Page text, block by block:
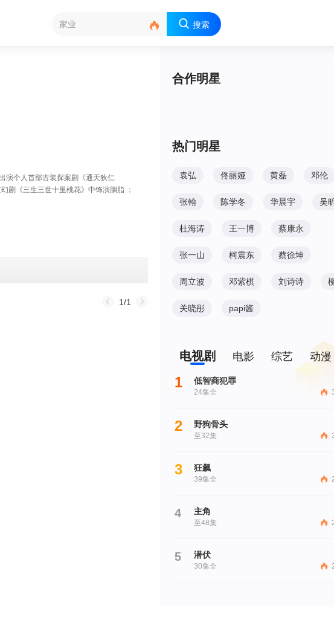
 搜索
演个人首部古装探案剧《通天狄仁
剧《三生三世十里桃花》中饰演胭脂 ；
1/1
合作明星
热门明星
袁弘 佟丽娅 黄磊 邓伦
张翰 陈学冬 华晨宇 吴
杜海涛 王一博 蔡康永
张一山 柯震东 蔡徐坤
周立波 邓紫棋 刘诗诗
关晓彤 papi酱
电视剧 电影 综艺 动漫
1 低智商犯罪
24集全
2 野狗骨头
至32集
3 狂飙
39集全
4 主角
至48集
5 潜伏
30集全